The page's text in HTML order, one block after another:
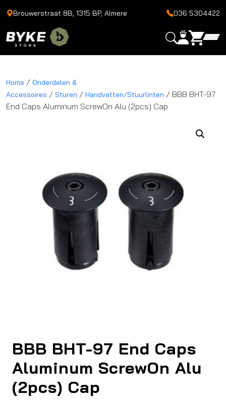
Brouwerstraat 8B, 1315 BP, Almere 036 5304422
Home / Onderdelen &
Accessoires / Sturen / Handvatten/Stuurlinten / BBB BHT-97
End Caps Aluminum ScrewOn Alu (2pcs) Cap
BBB BHT-97 End Caps
Aluminum ScrewOn Alu
(2pcs) Cap